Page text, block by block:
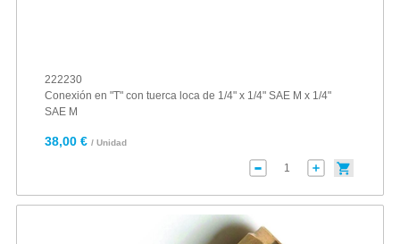
222230
Conexión en "T" con tuerca loca de 1/4" x 1/4" SAE M x 1/4"
SAE M
38,00 € / Unidad